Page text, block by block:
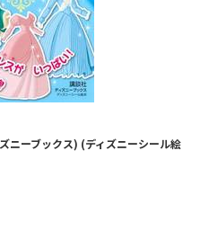
ニーブックス) (ディズニーシール絵